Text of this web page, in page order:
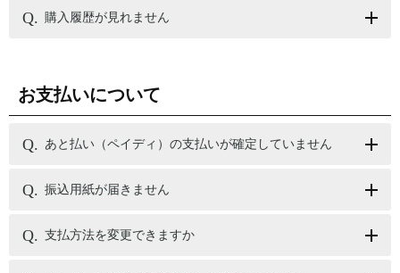
購入履歴が見れません
お支払いについて
あと払い（ペイディ）の支払いが確定していません
振込用紙が届きません
支払方法を変更できますか